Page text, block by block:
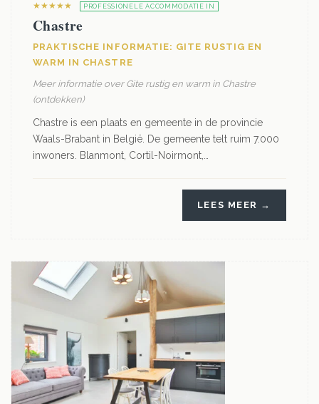
★★★★★ PROFESSIONELE ACCOMMODATIE IN
Chastre
PRAKTISCHE INFORMATIE: GITE RUSTIG EN
WARM IN CHASTRE
Meer informatie over Gite rustig en warm in Chastre
(ontdekken)
Chastre is een plaats en gemeente in de provincie
Waals-Brabant in België. De gemeente telt ruim 7.000
inwoners. Blanmont, Cortil-Noirmont,…
LEES MEER →